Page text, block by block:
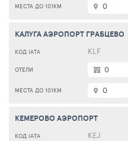
0
КАЛУГА АЭРОПОРТ ГРАБЦЕВО
KLF
0
0
КЕМЕРОВО АЭРОПОРТ
KEJ